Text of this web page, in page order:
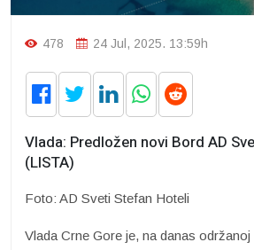
478 24 Jul, 2025. 13:59h
Vlada: Predložen novi Bord AD
(LISTA)
Foto: AD Sveti Stefan Hoteli
Vlada Crne Gore je, na danas